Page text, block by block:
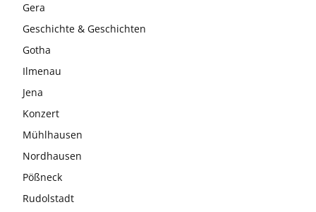
Gera
Geschichte & Geschichten
Gotha
Ilmenau
Jena
Konzert
Mühlhausen
Nordhausen
Pößneck
Rudolstadt